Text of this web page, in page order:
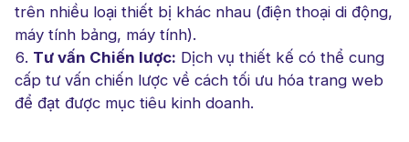
trên nhiều loại thiết bị khác nhau (điện thoại di động,
máy tính bảng, máy tính).
Tư vấn Chiến lược: Dịch vụ thiết kế có thể cung
cấp tư vấn chiến lược về cách tối ưu hóa trang web
để đạt được mục tiêu kinh doanh.